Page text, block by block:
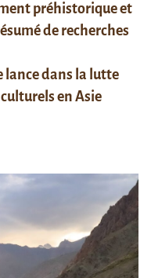
préhistorique et
de recherches
lance dans la lutte
en Asie